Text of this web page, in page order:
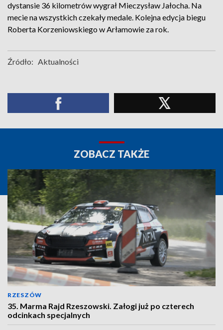
dystansie 36 kilometrów wygrał Mieczysław Jałocha. Na
mecie na wszystkich czekały medale. Kolejna edycja biegu
Roberta Korzeniowskiego w Arłamowie za rok.
Źródło: Aktualności
ZOBACZ TAKŻE
RZESZÓW
35. Marma Rajd Rzeszowski. Załogi już po czterech
odcinkach specjalnych